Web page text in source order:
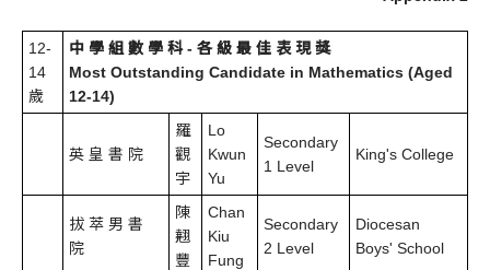
12-
14
歲
中 學 組 數 學 科 - 各 級 最 佳 表 現 獎
Most Outstanding Candidate in Mathematics (Aged
12-14)
英 皇 書 院
羅
觀
宇
Lo
Kwun
Yu
Secondary
1 Level
King's College
拔 萃 男 書
院
陳
翹
豐
Chan
Kiu
Fung
Secondary
2 Level
Diocesan
Boys' School